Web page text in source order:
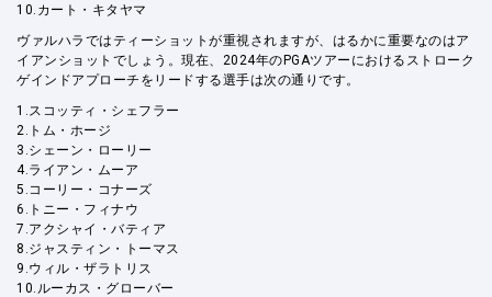
10.カート・キタヤマ
ヴァルハラではティーショットが重視されますが、はるかに重要なのはア
イアンショットでしょう。現在、2024年のPGAツアーにおけるストローク
ゲインドアプローチをリードする選手は次の通りです。
1.スコッティ・シェフラー
2.トム・ホージ
3.シェーン・ローリー
4.ライアン・ムーア
5.コーリー・コナーズ
6.トニー・フィナウ
7.アクシャイ・バティア
8.ジャスティン・トーマス
9.ウィル・ザラトリス
10.ルーカス・グローバー